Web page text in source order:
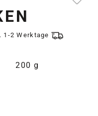
2 Werktage
200 g